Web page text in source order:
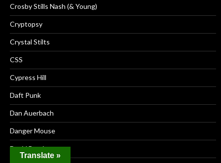
Crosby Stills Nash (& Young)
Cryptopsy
Crystal Stilts
CSS
Cypress Hill
Daft Punk
Dan Auerbach
Danger Mouse
David Bowie
Translate »